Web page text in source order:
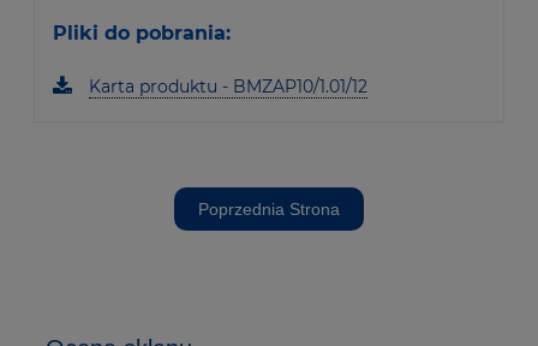
Pliki do pobrania:
Karta produktu - BMZAP10/1.01/12
Poprzednia Strona